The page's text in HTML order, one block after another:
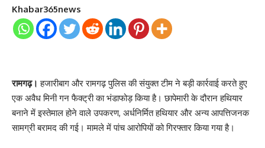
Khabar365news
रामगढ़। हजारीबाग और रामगढ़ पुलिस की संयुक्त टीम ने बड़ी कार्रवाई करते हुए
एक अवैध मिनी गन फैक्ट्री का भंडाफोड़ किया है। छापेमारी के दौरान हथियार
बनाने में इस्तेमाल होने वाले उपकरण, अर्धनिर्मित हथियार और अन्य आपत्तिजनक
सामग्री बरामद की गई। मामले में पांच आरोपियों को गिरफ्तार किया गया है।